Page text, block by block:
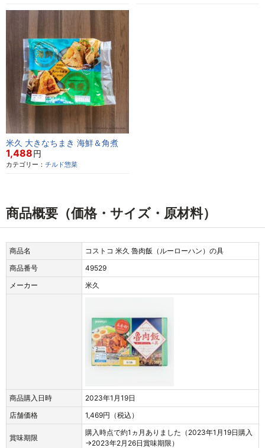
米久 大きなちまき 海鮮＆角煮
1,488円
カテゴリー： チルド惣菜
商品概要（価格・サイズ・原材料）
商品名
コストコ 米久 魯肉飯（ルーローハン）の具
商品番号
49529
メーカー
米久
商品購入日時
2023年1月19日
店舗価格
1,469円（税込）
賞味期限
購入時点で約1ヵ月ありました（2023年1月19日購入
→2023年2月26日賞味期限）